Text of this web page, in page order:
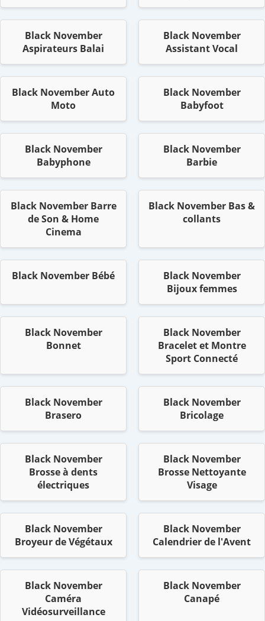
Black November
Aspirateurs Balai
Black November
Assistant Vocal
Black November Auto
Moto
Black November
Babyfoot
Black November
Babyphone
Black November
Barbie
Black November Barre
de Son & Home
Cinema
Black November Bas &
collants
Black November Bébé
Black November
Bijoux femmes
Black November
Bonnet
Black November
Bracelet et Montre
Sport Connecté
Black November
Brasero
Black November
Bricolage
Black November
Brosse à dents
électriques
Black November
Brosse Nettoyante
Visage
Black November
Broyeur de Végétaux
Black November
Calendrier de l'Avent
Black November
Caméra
Vidéosurveillance
Black November
Canapé